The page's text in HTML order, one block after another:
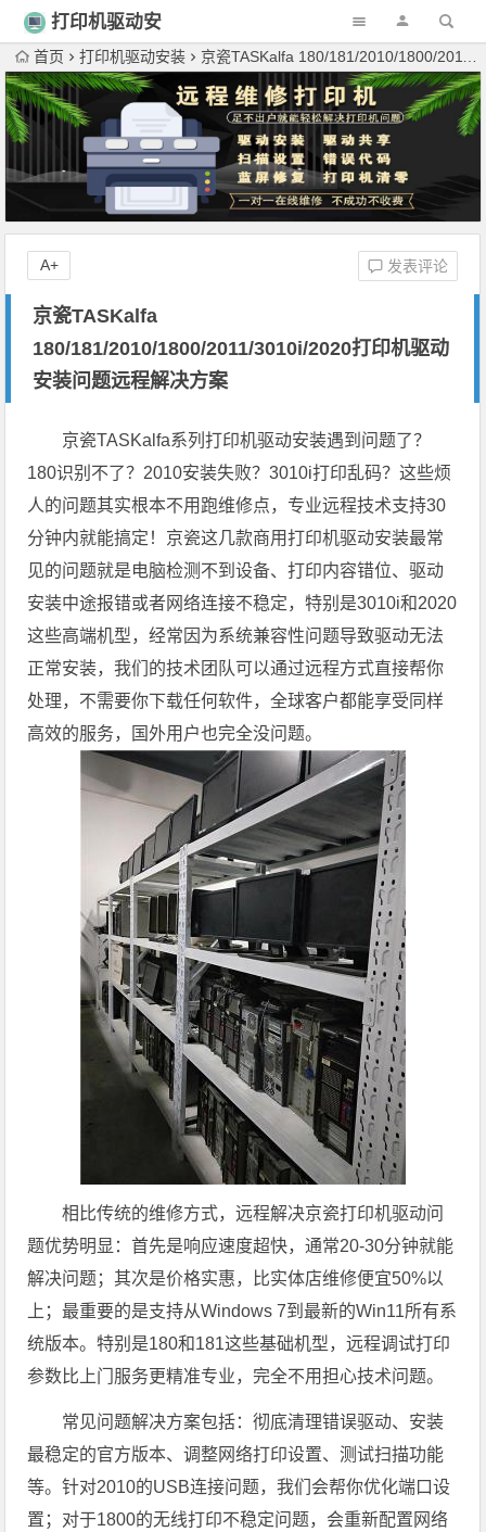
打印机驱动安
装首页 打印机驱动安装 京瓷TASKalfa 180/181/2010/1800/2011/3010i/2020打印机驱动安装问题远程解决方案
京瓷TASKalfa
180/181/2010/1800/2011/3010i/2020打印机驱动
安装问题远程解决方案
发表评论
A+
京瓷TASKalfa系列打印机驱动安装遇到问题了？
180识别不了？2010安装失败？3010i打印乱码？这些烦
人的问题其实根本不用跑维修点，专业远程技术支持30
分钟内就能搞定！京瓷这几款商用打印机驱动安装最常
见的问题就是电脑检测不到设备、打印内容错位、驱动
安装中途报错或者网络连接不稳定，特别是3010i和2020
这些高端机型，经常因为系统兼容性问题导致驱动无法
正常安装，我们的技术团队可以通过远程方式直接帮你
处理，不需要你下载任何软件，全球客户都能享受同样
高效的服务，国外用户也完全没问题。
相比传统的维修方式，远程解决京瓷打印机驱动问
题优势明显：首先是响应速度超快，通常20-30分钟就能
解决问题；其次是价格实惠，比实体店维修便宜50%以
上；最重要的是支持从Windows 7到最新的Win11所有系
统版本。特别是180和181这些基础机型，远程调试打印
参数比上门服务更精准专业，完全不用担心技术问题。
常见问题解决方案包括：彻底清理错误驱动、安装
最稳定的官方版本、调整网络打印设置、测试扫描功能
等。针对2010的USB连接问题，我们会帮你优化端口设
置；对于1800的无线打印不稳定问题，会重新配置网络